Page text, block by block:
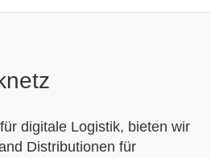
digitale Logistik, bieten wir
Distributionen für